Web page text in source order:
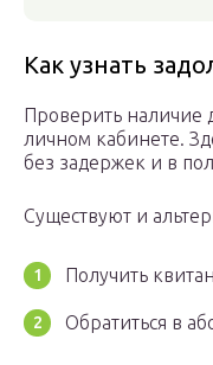
Как узнать
Проверить наличие
личном кабинете.
без задержек и в
Существуют и
Получить
Обратиться в